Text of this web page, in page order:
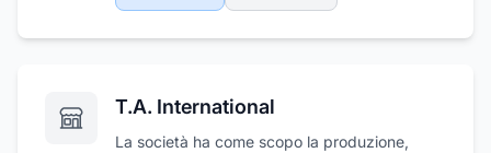
T.A. International
La società ha come scopo la produzione,